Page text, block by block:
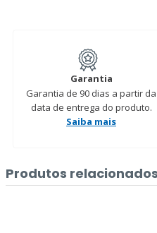
Garantia
Garantia de 90 dias a partir da
data de entrega do produto.
Saiba mais
Produtos relacionados